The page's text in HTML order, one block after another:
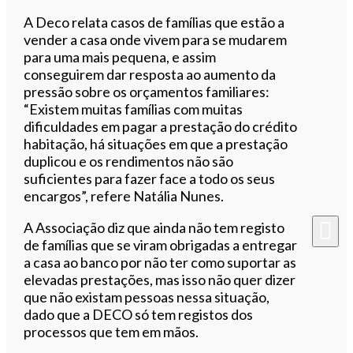
A Deco relata casos de famílias que estão a
vender a casa onde vivem para se mudarem
para uma mais pequena, e assim
conseguirem dar resposta ao aumento da
pressão sobre os orçamentos familiares:
“Existem muitas famílias com muitas
dificuldades em pagar a prestação do crédito
habitação, há situações em que a prestação
duplicou e os rendimentos não são
suficientes para fazer face a todo os seus
encargos”, refere Natália Nunes.
A Associação diz que ainda não tem registo
de famílias que se viram obrigadas a entregar
a casa ao banco por não ter como suportar as
elevadas prestações, mas isso não quer dizer
que não existam pessoas nessa situação,
dado que a DECO só tem registos dos
processos que tem em mãos.